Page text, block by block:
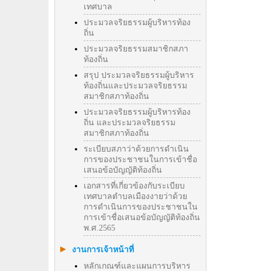
เทศบาล
ประมวลจริยธรรมผู้บริหารท้อง
ถิ่น
ประมวลจริยธรรมสมาชิกสภา
ท้องถิ่น
สรุป ประมวลจริยธรรมผู้บริหาร
ท้องถิ่นและประมวลจริยธรรม
สมาชิกสภาท้องถิ่น
ประมวลจริยธรรมผู้บริหารท้อง
ถิ่น และประมวลจริยธรรม
สมาชิกสภาท้องถิ่น
ระเบียบสภาว่าด้วยการดำเนิน
การของประชาชนในการเข้าชื่อ
เสนอข้อบัญญัติท้องถิ่น
เอกสารที่เกี่ยวข้องกับระเบียบ
เทศบาลตำบลเมืองงายว่าด้วย
การดำเนินการของประชาชนใน
การเข้าชื่อเสนอข้อบัญญัติท้องถิ่น
พ.ศ.2565
งานการเจ้าหน้าที่
หลักเกณฑ์และแผนการบริหาร